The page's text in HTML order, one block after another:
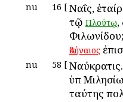
nu 16 [ Ναΐς,
τῷ Πλούτῳ,
Ἀθήναιος
nu 58 [
ὑπὸ
ταύτης